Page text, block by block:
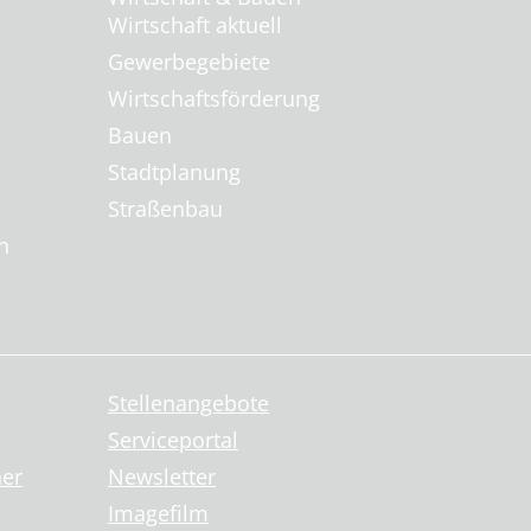
Wirtschaft aktuell
Gewerbegebiete
Wirtschaftsförderung
Bauen
Stadtplanung
Straßenbau
Stellenangebote
Serviceportal
Newsletter
Imagefilm